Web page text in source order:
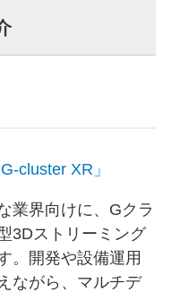
cluster XR」
業界向けに、Gクラ
3Dストリーミング
。開発や設備運用
ながら、マルチデ